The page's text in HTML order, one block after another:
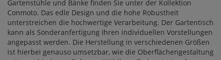
Gartenstühle und Bänke finden Sie unter der Kollektion
Conmoto. Das edle Design und die hohe Robustheit
unterstreichen die hochwertige Verarbeitung. Der Gartentisch
kann als Sonderanfertigung Ihren individuellen Vorstellungen
angepasst werden. Die Herstellung in verschiedenen Größen
ist hierbei genauso umsetzbar, wie die Oberflächengestaltung